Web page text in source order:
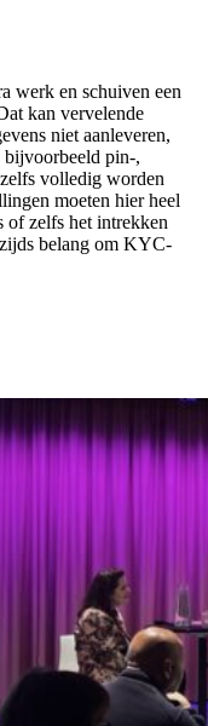
werk en schuiven een
kan vervelende
niet aanleveren,
bijvoorbeeld pin-,
volledig worden
moeten hier heel
of zelfs het intrekken
belang om KYC-